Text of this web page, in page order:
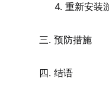
4. 重新安装
三. 预防措施
四. 结语